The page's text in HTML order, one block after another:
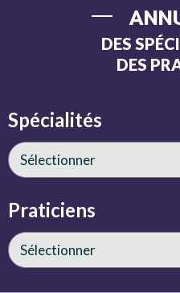
DES
DES
Spécialités
Praticiens